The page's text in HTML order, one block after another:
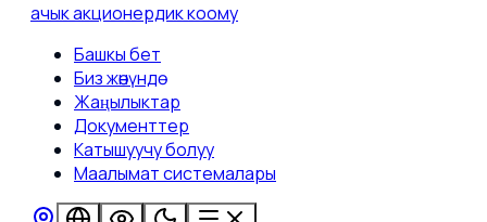
ачык акционердик коому
Башкы бет
Биз жөнүндө
Жаңылыктар
Документтер
Катышуучу болуу
Маалымат системалары